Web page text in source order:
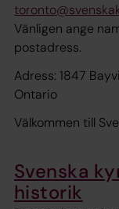
Vänligen ange
postadress.
Adress: 1847
Ontario
Välkommen till
Svenska
historik